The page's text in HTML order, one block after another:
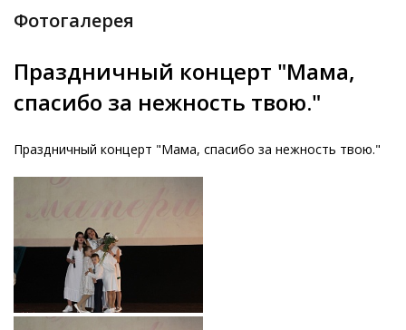
Фотогалерея
Праздничный концерт "Мама,
спасибо за нежность твою."
Праздничный концерт "Мама, спасибо за нежность твою."